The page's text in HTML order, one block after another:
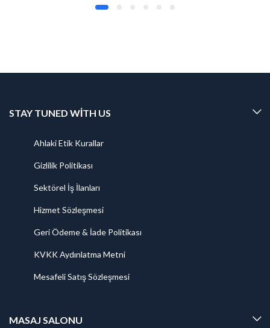
STAY TUNED WITH US
Ahlaki Etik Kurallar
Gizlilik Politikası
Sektörel İş İlanları
Hizmet Sözleşmesi
Geri Ödeme & İade Politikası
KVKK Aydınlatma Metni
Mesafeli Satış Sözleşmesi
MASAJ SALONU